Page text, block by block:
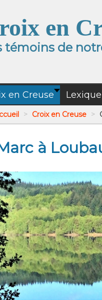
en
témoins de
en Creuse Lexique
> Croix en Creuse >
à